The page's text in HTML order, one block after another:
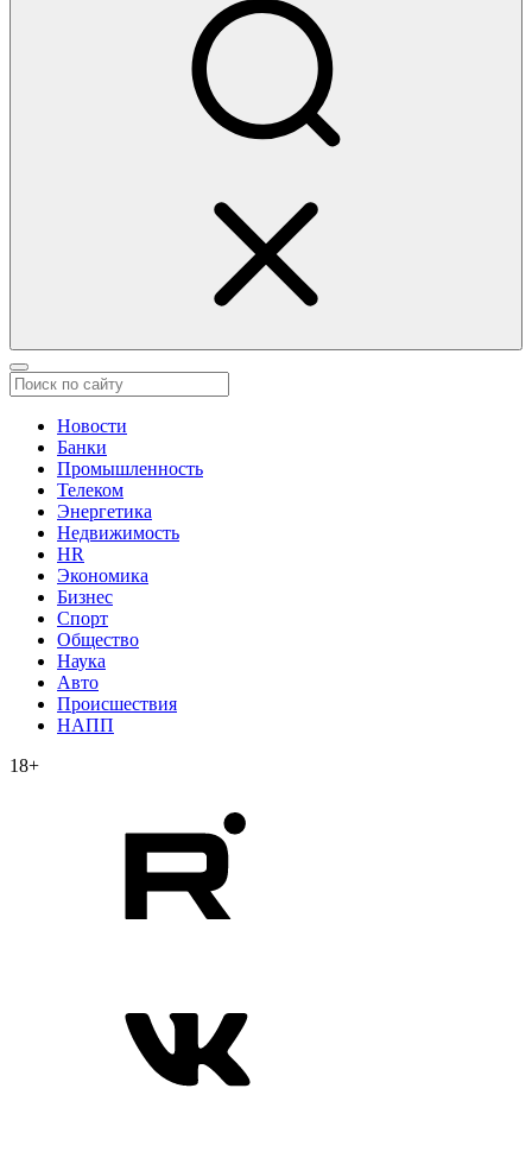
Новости
Банки
Промышленность
Телеком
Энергетика
Недвижимость
HR
Экономика
Бизнес
Спорт
Общество
Наука
Авто
Происшествия
НАПП
18+